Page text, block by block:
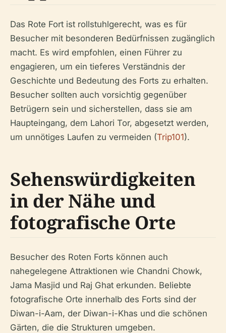
Das Rote Fort ist rollstuhlgerecht, was es für
Besucher mit besonderen Bedürfnissen zugänglich
macht. Es wird empfohlen, einen Führer zu
engagieren, um ein tieferes Verständnis der
Geschichte und Bedeutung des Forts zu erhalten.
Besucher sollten auch vorsichtig gegenüber
Betrügern sein und sicherstellen, dass sie am
Haupteingang, dem Lahori Tor, abgesetzt werden,
um unnötiges Laufen zu vermeiden (Trip101).
Sehenswürdigkeiten
in der Nähe und
fotografische Orte
Besucher des Roten Forts können auch
nahegelegene Attraktionen wie Chandni Chowk,
Jama Masjid und Raj Ghat erkunden. Beliebte
fotografische Orte innerhalb des Forts sind der
Diwan-i-Aam, der Diwan-i-Khas und die schönen
Gärten, die die Strukturen umgeben.